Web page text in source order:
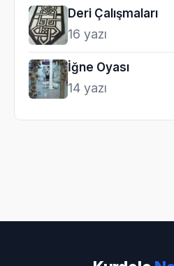
Deri Çalışmaları
16 yazı
İğne Oyası
14 yazı